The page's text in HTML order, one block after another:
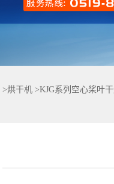
>烘干机 >KJG系列空心桨叶